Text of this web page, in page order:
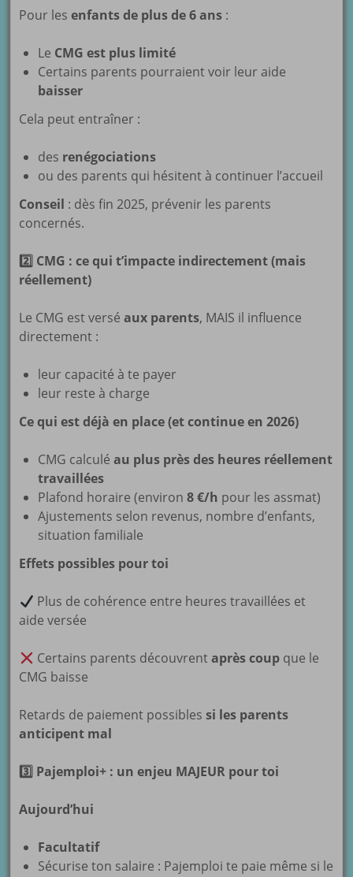
Pour lesenfants de plus de 6 ans :
Le CMG est plus limité
Certains parents pourraient voir leur aide
baisser
Cela peut entraîner :
des renégociations
ou des parents qui hésitent à continuer l’accueil
Conseil : dès fin 2025, prévenir les parents
concernés.
2 CMG : ce qui t’impacte indirectement (mais
réellement)
Le CMG est verséaux parents, MAIS il influence
directement :
leur capacité à te payer
leur reste à charge
Ce qui est déjà en place (et continue en 2026)
CMG calculéau plus près des heures réellement
travaillées
Plafond horaire (environ8 €/h pour les assmat)
Ajustements selon revenus, nombre d’enfants,
situation familiale
Effets possibles pour toi
Plus de cohérence entre heures travaillées et
aide versée
Certains parents découvrentaprès coupque le
CMG baisse
Retards de paiement possiblessi les parents
anticipent mal
3 Pajemploi+ : un enjeu MAJEUR pour toi
Aujourd’hui
Facultatif
Sécurise ton salaire : Pajemploi te paie même si le